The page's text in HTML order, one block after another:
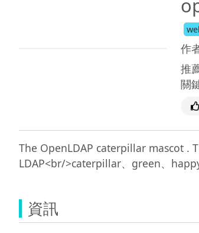
作
推
關
The OpenLDAP caterpillar mascot
資訊